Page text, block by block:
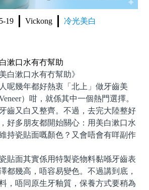
19 Vickong 冷光美白
漱口水有冇幫助
漱口水有冇幫助》
幾年都好熱衷「北上」做牙齒美
）咁，就係其中一個熱門選擇。
齒又白又整齊。不過，去完大陸整好
好多朋友都開始關心：用美白漱口水
持瓷貼面嘅顏色？又會唔會有咩副作
面其實係用特製瓷物料黏喺牙齒表
都幾高，唔容易變色。不過講到底，
，唔同原生牙釉質，保養方式要稍為